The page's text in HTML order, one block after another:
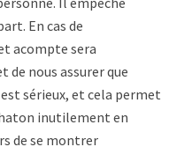
En cas de
acompte sera
de nous assurer que
sérieux, et cela permet
inutilement en
de se montrer